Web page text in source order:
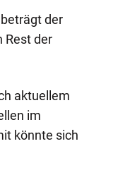
der
Rest der
aktuellem
im
könnte sich